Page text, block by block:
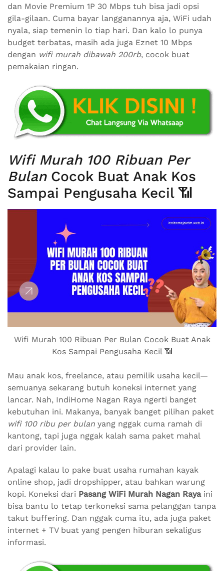
dan Movie Premium 1P 30 Mbps tuh bisa jadi opsi
gila-gilaan. Cuma bayar langganannya aja, WiFi udah
nyala, siap temenin lo tiap hari. Dan kalo lo punya
budget terbatas, masih ada juga Eznet 10 Mbps
dengan wifi murah dibawah 200rb, cocok buat
pemakaian ringan.
Wifi Murah 100 Ribuan Per
BulanCocok Buat Anak Kos
Sampai Pengusaha Kecil 📶
Wifi Murah 100 Ribuan Per Bulan Cocok Buat Anak
Kos Sampai Pengusaha Kecil 📶
Mau anak kos, freelance, atau pemilik usaha kecil—
semuanya sekarang butuh koneksi internet yang
lancar. Nah, IndiHome Nagan Raya ngerti banget
kebutuhan ini. Makanya, banyak banget pilihan paket
wifi 100 ribu per bulan yang nggak cuma ramah di
kantong, tapi juga nggak kalah sama paket mahal
dari provider lain.
Apalagi kalau lo pake buat usaha rumahan kayak
online shop, jadi dropshipper, atau bahkan warung
kopi. Koneksi dari Pasang WiFi Murah Nagan Rayaini
bisa bantu lo tetap terkoneksi sama pelanggan tanpa
takut buffering. Dan nggak cuma itu, ada juga paket
internet + TV buat yang pengen hiburan sekaligus
informasi.